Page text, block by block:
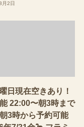
月2日
日現在空きあり！
22:00〜朝3時まで
3時から予約可能